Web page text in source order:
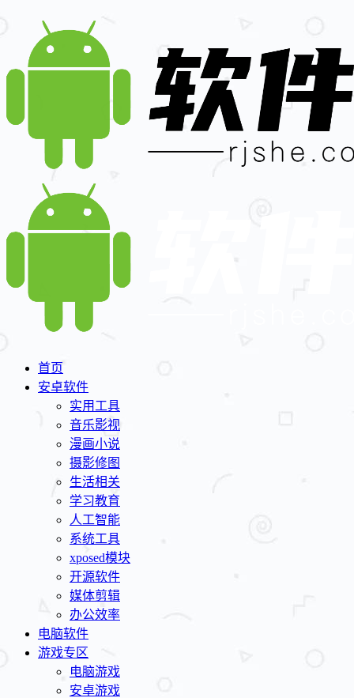
首页
安卓软件
实用工具
音乐影视
漫画小说
摄影修图
生活相关
学习教育
人工智能
系统工具
xposed模块
开源软件
媒体剪辑
办公效率
电脑软件
游戏专区
电脑游戏
安卓游戏